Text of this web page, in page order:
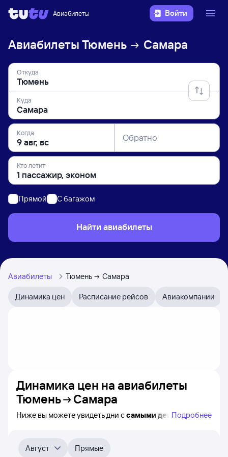
Авиабилеты Войти
Авиабилеты Тюмень Самара
Откуда
Куда
Когда Обратно
Кто летит
Прямой C багажом
Найти авиабилеты
Авиабилеты Тюмень Самара
Динамика цен Расписание рейсов Авиакомпании
Динамика цен на авиабилеты
Тюмень
Самара
Ниже вы можете увидеть дни ссамыми дешёвыми
на ближайшие месяцы. Выберите день, перейдите
по клику к поиску билетов на самолёт и получению
Подробнее
Август
Прямые